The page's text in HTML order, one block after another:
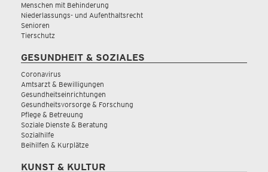
Menschen mit Behinderung
Niederlassungs- und Aufenthaltsrecht
Senioren
Tierschutz
GESUNDHEIT & SOZIALES
Coronavirus
Amtsarzt & Bewilligungen
Gesundheitseinrichtungen
Gesundheitsvorsorge & Forschung
Pflege & Betreuung
Soziale Dienste & Beratung
Sozialhilfe
Beihilfen & Kurplätze
KUNST & KULTUR